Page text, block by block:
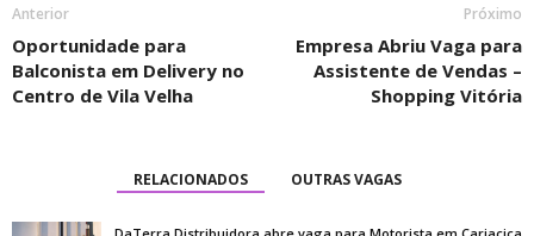
Anterior
Oportunidade para
Balconista em Delivery no
Centro de Vila Velha
Próximo
Empresa Abriu Vaga para
Assistente de Vendas –
Shopping Vitória
RELACIONADOS OUTRAS VAGAS